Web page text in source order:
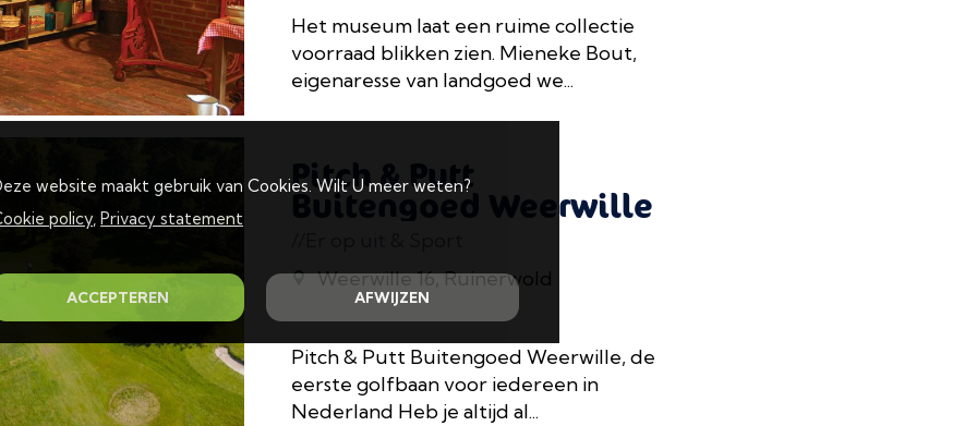
website maakt gebruik van Cookies. Wilt U meer weten?
policy,Privacy statement
ACCEPTEREN AFWIJZEN
Het museum laat een ruime collectie
voorraad blikken zien. Mieneke Bout,
eigenaresse van landgoed we...
Pitch & Putt
Buitengoed Weerwille
Weerwille 16, Ruinerwold
Pitch & Putt Buitengoed Weerwille, de
eerste golfbaan voor iedereen in
Nederland Heb je altijd al...